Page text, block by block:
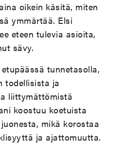
oikein käsitä, miten
ymmärtää. Elsi
eteen tulevia asioita,
sävy.
tunnetasolla,
todellisista ja
liittymättömistä
koostuu koetuista
mikä korostaa
ja ajattomuutta.